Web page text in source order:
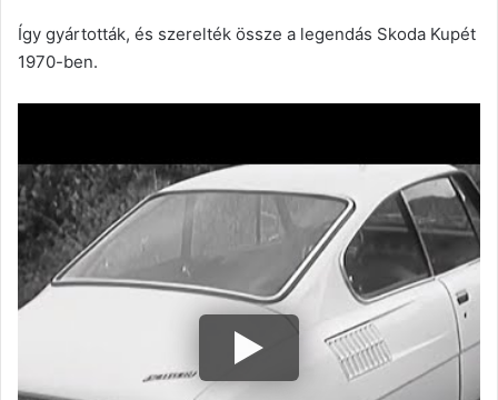
Így gyártották, és szerelték össze a legendás Skoda Kupét
1970-ben.